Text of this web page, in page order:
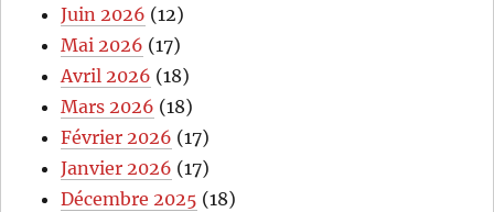
Juin 2026 (12)
Mai 2026 (17)
Avril 2026 (18)
Mars 2026 (18)
Février 2026 (17)
Janvier 2026 (17)
Décembre 2025 (18)